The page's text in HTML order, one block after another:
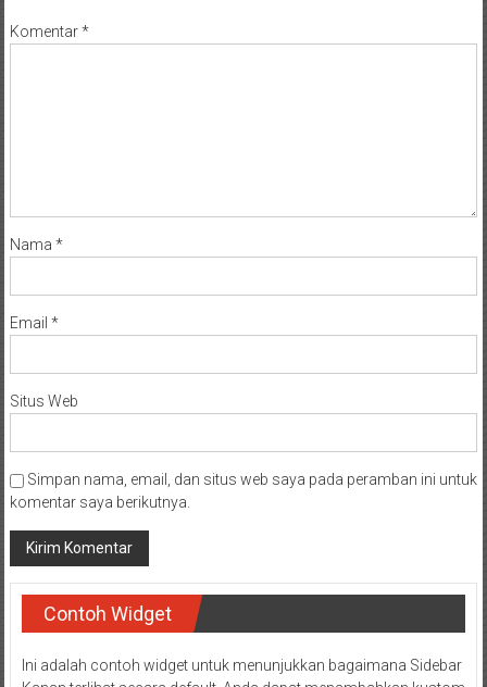
Komentar*
Nama *
Email *
Situs Web
Simpan nama, email, dan situs web saya pada peramban ini untuk
komentar saya berikutnya.
Contoh Widget
Ini adalah contoh widget untuk menunjukkan bagaimana Sidebar